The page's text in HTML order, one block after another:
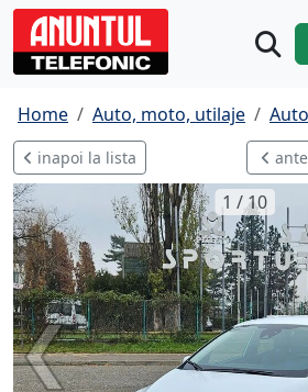
Home Auto, moto, utilaje
inapoi la lista
1 / 10